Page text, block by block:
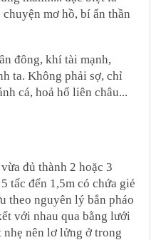
mơ hồ, bí ẩn thần
đông, khí tài mạnh,
ta. Không phải sợ, chỉ
cá, hoả hổ liên châu...
đủ thành 2 hoặc 3
tấc đến 1,5m có chứa giẻ
theo nguyên lý bắn pháo
với nhau qua bằng lưới
nhẹ nên lơ lửng ở trong